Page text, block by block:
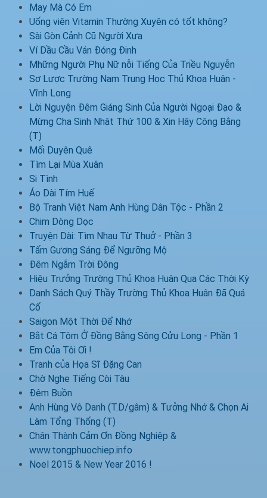
May Mà Có Em
Uống viên Vitamin Thường Xuyên có tốt không?
Sài Gòn Cảnh Cũ Người Xưa
Ví Dầu Cầu Ván Đóng Đinh
Mhững Người Phụ Nữ nỗi Tiếng Của Triều Nguyễn
Sơ Lược Trường Nam Trung Học Thủ Khoa Huân -
Vĩnh Long
Lời Nguyện Đêm Giáng Sinh Của Người Ngoại Đạo &
Mừng Cha Sinh Nhật Thứ 100 & Xin Hãy Công Bằng
(T)
Mối Duyên Quê
Tìm Lại Mùa Xuân
Si Tình
Áo Dài Tím Huế
Bộ Tranh Việt Nam Anh Hùng Dân Tộc - Phần 2
Chim Dòng Dọc
Truyện Dài: Tìm Nhau Từ Thuở - Phần 3
Tấm Gương Sáng Để Ngưỡng Mộ
Đêm Ngắm Trời Đông
Hiệu Trưởng Trường Thủ Khoa Huân Qua Các Thời Kỳ
Danh Sách Quý Thầy Trường Thủ Khoa Huân Đã Quá
Cố
Saigon Một Thời Để Nhớ
Bắt Cá Tôm Ở Đồng Bằng Sông Cửu Long - Phần 1
Em Của Tôi Ơi !
Tranh của Họa Sĩ Đặng Can
Chờ Nghe Tiếng Còi Tàu
Đêm Buồn
Anh Hùng Vô Danh (T.D/gâm) & Tưởng Nhớ & Chọn Ai
Làm Tổng Thống (T)
Chân Thành Cảm Ơn Đồng Nghiệp &
www.tongphuochiep.info
Noel 2015 & New Year 2016 !